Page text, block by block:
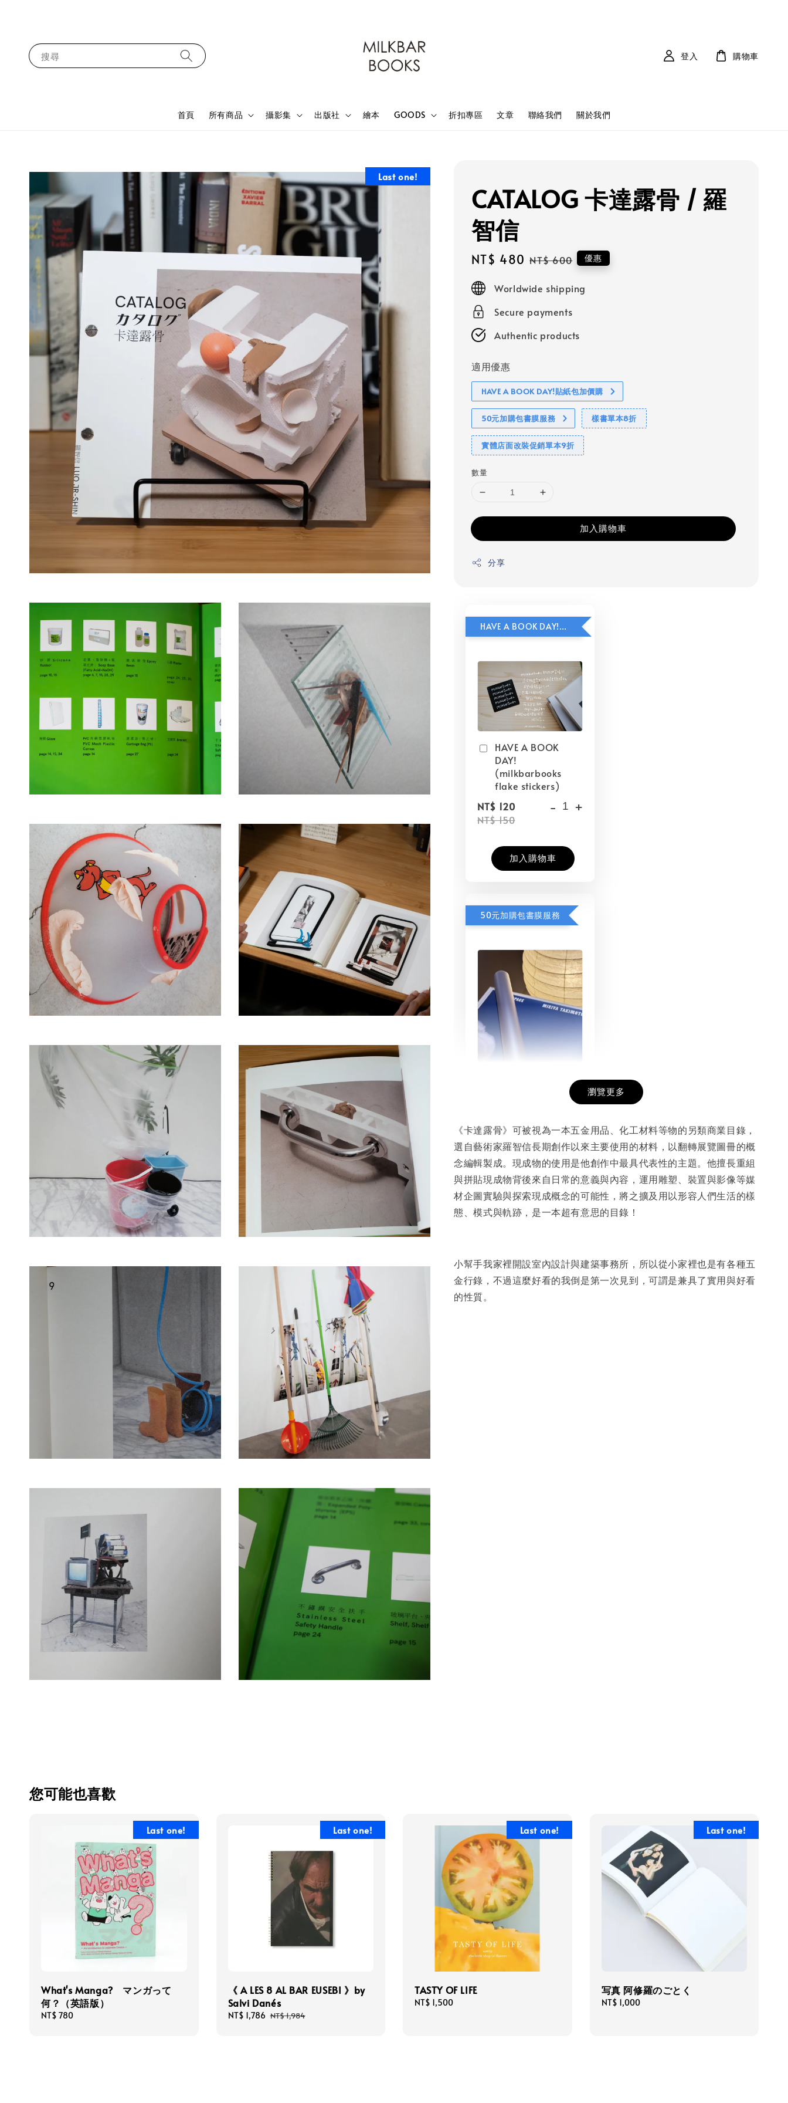
搜尋
首頁 所有商品 攝影集 出版社 繪本 GOODS 折扣專區 文章 聯絡我們 關於我們
登入 購物車
Last one!
CATALOG 卡達露骨 / 羅
智信
Sale
price
NT$ 480 Regular
NT$ 600 優惠
Worldwide shipping
Secure payments
Authentic products
適用優惠
HAVE A BOOK DAY!貼紙包加價購
50元加購包書膜服務 樣書單本8折
實體店面改裝促銷單本9折
數量
加入購物車
分享
HAVE A BOOK DAY!貼紙包加價購
HAVE A BOOK
DAY!
(milkbarbooks
flake stickers)
NT$ 120
NT$ 150
- +
加入購物車
50元加購包書膜服務
NT$ 50
NT$ 100
- +
加入購物車
瀏覽更多
《卡達露骨》可被視為一本五金用品、化工材料等物的另類商業目錄，
選自藝術家羅智信長期創作以來主要使用的材料，以翻轉展覽圖冊的概
念編輯製成。現成物的使用是他創作中最具代表性的主題。他擅長重組
與拼貼現成物背後來自日常的意義與內容，運用雕塑、裝置與影像等媒
材企圖實驗與探索現成概念的可能性，將之擴及用以形容人們生活的樣
態、模式與軌跡，是一本超有意思的目錄！
小幫手我家裡開設室內設計與建築事務所，所以從小家裡也是有各種五
金行錄，不過這麼好看的我倒是第一次見到，可謂是兼具了實用與好看
的性質。
您可能也喜歡
Last one!
What's Manga? マンガって
何？（英語版）
Regular
NT$ 780
Last one!
《 A LES 8 AL BAR EUSEBI 》by
Salvi Danés
Sale
NT$ 1,786 Regular
NT$ 1,984
Last one!
TASTY OF LIFE
Regular
NT$ 1,500
Last one!
写真 阿修羅のごとく
Regular
NT$ 1,000